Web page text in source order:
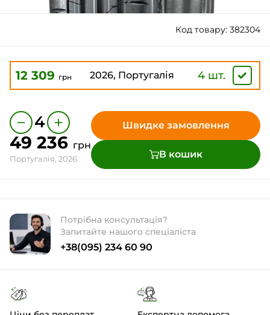
Код товару: 382304
12 309 грн 2026, Португалія 4 шт.
− 4 +
49 236 грн
Португалія, 2026
Швидке замовлення
В кошик
Потрібна консультація?
Запитайте нашого спеціаліста
+38(095) 234 60 90